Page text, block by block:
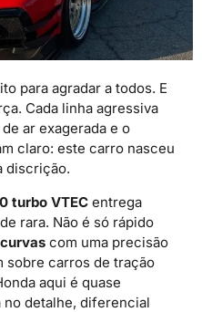
para agradar a todos. E
Cada linha agressiva
ar exagerada e o
claro: este carro nasceu
discrição.
turbo VTEC entrega
rara. Não é só rápido
com uma precisão
sobre carros de tração
aqui é quase
no detalhe, diferencial